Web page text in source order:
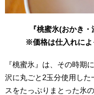
『桃蜜氷(おかき
※価格は仕入れによ
『桃蜜氷』は、その時期
沢に丸ごと2玉分使用し
スをたっぷりまとった氷